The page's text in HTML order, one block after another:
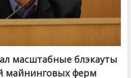
масштабные блэкауты
майнинговых ферм